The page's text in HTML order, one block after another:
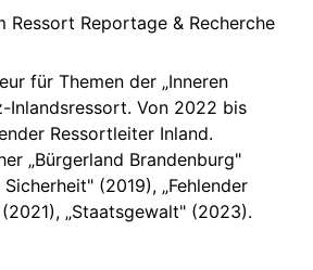
Ressort Reportage & Recherche
für Themen der „Inneren
Inlandsressort. Von 2022 bis
Ressortleiter Inland.
„Bürgerland Brandenburg"
(2019), „Fehlender
„Staatsgewalt" (2023).